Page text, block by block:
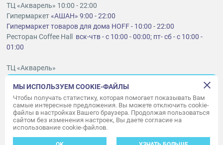
ТЦ «Акварель» 10:00 - 22:00
Гипермаркет«АШАН» 9:00 - 22:00
Гипермаркет товаров для дома HOFF - 10:00 - 22:00
Ресторан Coffee Hall вск-чтв - с 10:00 - 00:00; пт- сб - с 10:00 -
01:00
ТЦ «Акварель»
lt@aquarelle-centre.ru
ООО «Акварель»
© «Акварель» 2010–2026. Все права защищены.
Дизайн концепция сайта —
Адаптивный дизайн и программирование —34 ВЕБ
МЫ ИСПОЛЬЗУЕМ COOKIE-ФАЙЛЫ
Чтобы получать статистику, которая помогает показывать Вам
самые интересные предложения. Вы можете отключить cookie-
файлы в настройках Вашего браузера. Продолжая пользоваться
сайтом без изменения настроек, Вы даете согласие на
использование cookie-файлов.